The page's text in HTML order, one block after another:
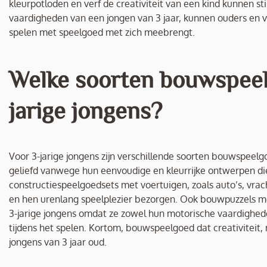
kleurpotloden en verf de creativiteit van een kind kunnen
vaardigheden van een jongen van 3 jaar, kunnen ouders
spelen met speelgoed met zich meebrengt.
Welke soorten
jarige jongens?
Voor 3-jarige jongens zijn verschillende soorten
geliefd vanwege hun eenvoudige en kleurrijke ontwerpen
constructiespeelgoedsets met voertuigen, zoals auto’s,
en hen urenlang speelplezier bezorgen. Ook bouwpuzzels
3-jarige jongens omdat ze zowel hun motorische
tijdens het spelen. Kortom, bouwspeelgoed dat
jongens van 3 jaar oud.